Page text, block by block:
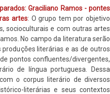
Graciliano Ramos - pontes
artes: O grupo tem por objetivo
socioculturais e com outras artes
No campo da literatura serão
literárias e as de outros
pontos confluentes/divergentes,
de língua portuguesa. Dessa
o corpus literário de diversos
literárias e seus contextos